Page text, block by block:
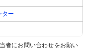
ター
者にお問い合わせをお願い